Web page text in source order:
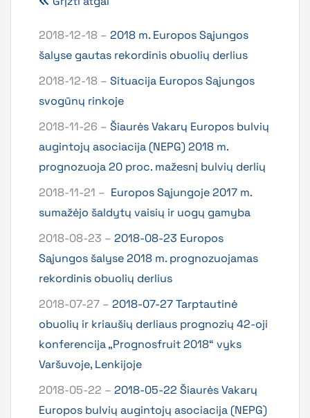
2018-12-18 – 2018 m. Europos Sąjungos
šalyse gautas rekordinis obuolių derlius
2018-12-18 – Situacija Europos Sąjungos
svogūnų rinkoje
2018-11-26 – Šiaurės Vakarų Europos bulvių
augintojų asociacija (NEPG) 2018 m.
prognozuoja 20 proc. mažesnį bulvių derlių
2018-11-21 – Europos Sąjungoje 2017 m.
sumažėjo šaldytų vaisių ir uogų gamyba
2018-08-23 – 2018-08-23 Europos
Sąjungos šalyse 2018 m. prognozuojamas
rekordinis obuolių derlius
2018-07-27 – 2018-07-27 Tarptautinė
obuolių ir kriaušių derliaus prognozių 42-oji
konferencija „Prognosfruit 2018“ vyks
Varšuvoje, Lenkijoje
2018-05-22 – 2018-05-22 Šiaurės Vakarų
Europos bulvių augintojų asociacija (NEPG)